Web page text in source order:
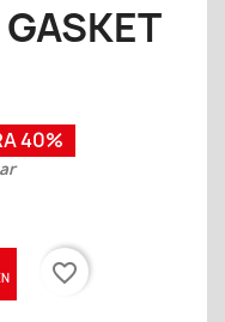
40%
favorite_border